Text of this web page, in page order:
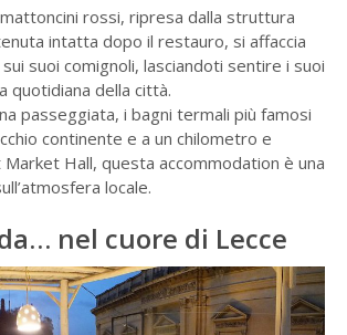
rossi, ripresa dalla struttura
intatta dopo il restauro, si affaccia
suoi comignoli, lasciandoti sentire i suoi
quotidiana della città.
passeggiata, i bagni termali più famosi
continente e a un chilometro e
Hall, questa accommodation è una
locale.
nel cuore di Lecce